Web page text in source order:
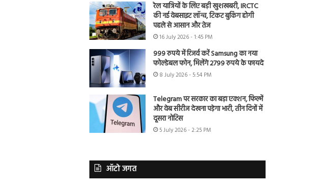
रेल यात्रियों के लिए बड़ी खुशखबरी, IRCTC
की नई वेबसाइट लॉन्च, टिकट बुकिंग होगी
पहले से आसान और तेज
16 July 2026 - 1:45 PM
999 रुपये में रिजर्व करें Samsung का नया
फोल्डेबल फोन, मिलेंगे 2799 रुपये के फायदे
8 July 2026 - 5:54 PM
Telegram पर सरकार का बड़ा एक्शन, फिल्में
और वेब सीरीज देखना पड़ेगा भारी, तीन दिनों में
दूसरा नोटिस
5 July 2026 - 2:25 PM
ऑटो जगत